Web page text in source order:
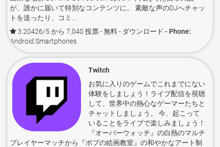
が、誰かに届いて特別なコンテンツに。 素敵な声のDJへチャッ
トを送ったり、コミ...
3.20426/5 から 7,040 投票- 無料 - ダウンロード - Phone:
Android Smartphones
Twitch
お気に入りのゲームでこれまでにない
体験をしましょう！ライブ配信を視聴
して、世界中の熱心なゲーマーたちと
チャットしましょう。 今、起こって
いることをライブで楽しみましょう！
『オーバーウォッチ』の白熱のマルチ
プレイヤーマッチから『ボブの絵画教室』の和やかなアート制